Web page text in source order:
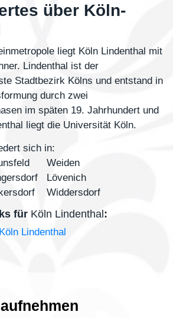
über Köln-
liegt Köln Lindenthal mit
Lindenthal ist der
Stadtbezirk Kölns und entstand in
durch zwei
im späten 19. Jahrhundert und
liegt die Universität Köln.
sich in:
Weiden
Lövenich
Widdersdorf
für Köln Lindenthal:
Lindenthal